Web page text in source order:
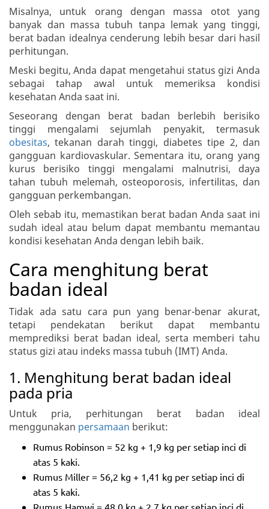
Misalnya, untuk orang dengan massa otot yang
banyak dan massa tubuh tanpa lemak yang tinggi,
berat badan idealnya cenderung lebih besar dari hasil
perhitungan.
Meski begitu, Anda dapat mengetahui status gizi Anda
sebagai tahap awal untuk memeriksa kondisi
kesehatan Anda saat ini.
Seseorang dengan berat badan berlebih berisiko
tinggi mengalami sejumlah penyakit, termasuk
obesitas, tekanan darah tinggi, diabetes tipe 2, dan
gangguan kardiovaskular. Sementara itu, orang yang
kurus berisiko tinggi mengalami malnutrisi, daya
tahan tubuh melemah, osteoporosis, infertilitas, dan
gangguan perkembangan.
Oleh sebab itu, memastikan berat badan Anda saat ini
sudah ideal atau belum dapat membantu memantau
kondisi kesehatan Anda dengan lebih baik.
Cara menghitung berat
badan ideal
Tidak ada satu cara pun yang benar-benar akurat,
tetapi pendekatan berikut dapat membantu
memprediksi berat badan ideal, serta memberi tahu
status gizi atau indeks massa tubuh (IMT) Anda.
1. Menghitung berat badan ideal
pada pria
Untuk pria, perhitungan berat badan ideal
menggunakan persamaan berikut:
Rumus Robinson = 52 kg + 1,9 kg per setiap inci di
atas 5 kaki.
Rumus Miller = 56,2 kg + 1,41 kg per setiap inci di
atas 5 kaki.